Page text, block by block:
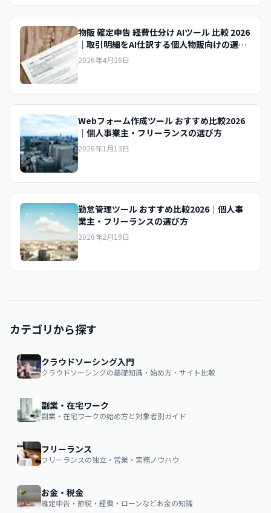
物販 確定申告 経費仕分け AIツール 比較 2026
｜取引明細をAI仕訳する個人物販向けの選び
方
2026年4月26日
Webフォーム作成ツール おすすめ比較2026
｜個人事業主・フリーランスの選び方
2026年1月13日
勤怠管理ツール おすすめ比較2026｜個人事
業主・フリーランスの選び方
2026年2月19日
カテゴリから探す
クラウドソーシング入門
クラウドソーシングの基礎知識・始め方・サイト比較
副業・在宅ワーク
副業・在宅ワークの始め方と対象者別ガイド
フリーランス
フリーランスの独立・営業・実務ノウハウ
お金・税金
確定申告・節税・経費・ローンなどお金の知識